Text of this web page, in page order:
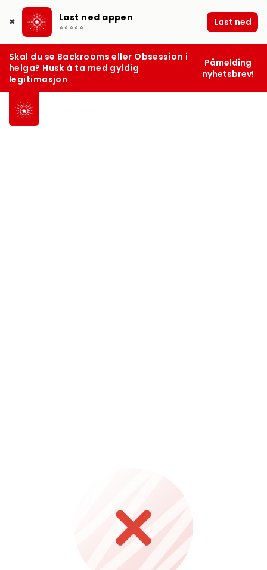
✖ Last ned appen
⭐⭐⭐⭐⭐ Last ned
Skal du se Backrooms eller Obsession i
helga? Husk å ta med gyldig
legitimasjon
Påmelding
nyhetsbrev!